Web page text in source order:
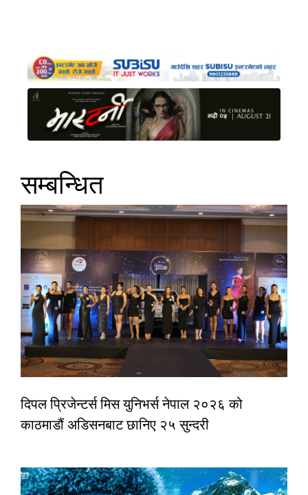
सम्बन्धित
दिपल प्रिजेन्टर्स मिस युनिभर्स नेपाल २०२६ को
काठमाडौं अडिसनबाट छानिए २५ सुन्दरी